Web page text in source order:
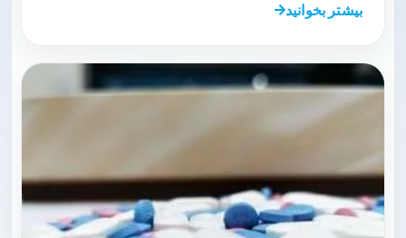
بیشتر بخوانید